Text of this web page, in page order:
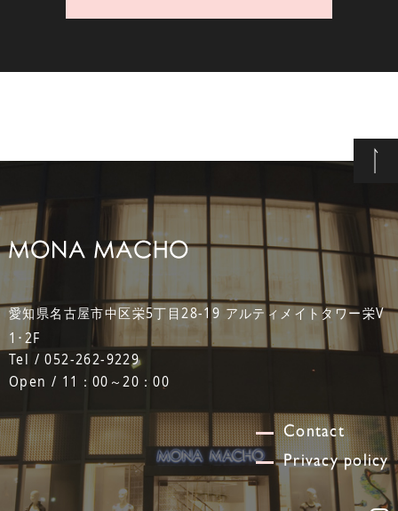
愛知県名古屋市中区栄5丁目28-19 アルティメイトタワー栄V
1･2F
Tel / 052-262-9229
Open / 11：00～20：00
Contact
Privacy policy